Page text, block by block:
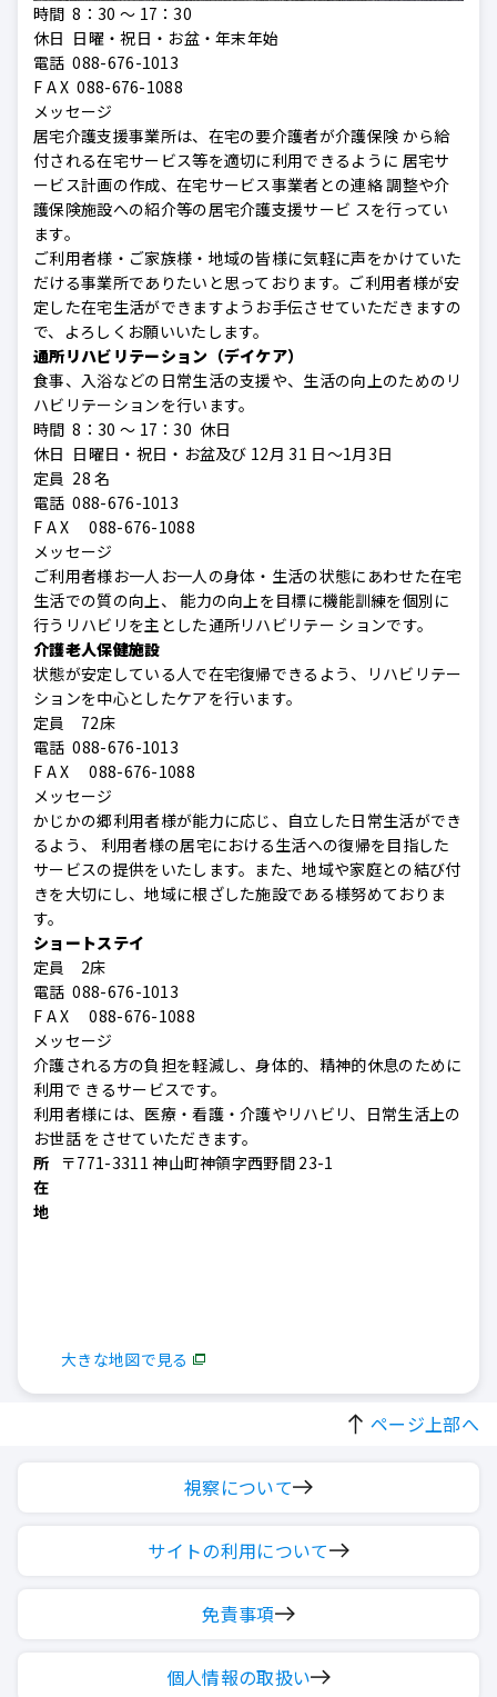
時間 8：30 ～ 17：30
休日 日曜・祝日・お盆・年末年始
電話 088-676-1013
F A X 088-676-1088
メッセージ
居宅介護支援事業所は、在宅の要介護者が介護保険 から給
付される在宅サービス等を適切に利用できるように 居宅サ
ービス計画の作成、在宅サービス事業者との連絡 調整や介
護保険施設への紹介等の居宅介護支援サービ スを行ってい
ます。
ご利用者様・ご家族様・地域の皆様に気軽に声をかけていた
だける事業所でありたいと思っております。ご利用者様が安
定した在宅生活ができますようお手伝させていただきますの
で、よろしくお願いいたします。
通所リハビリテーション（デイケア）
食事、入浴などの日常生活の支援や、生活の向上のためのリ
ハビリテーションを行います。
時間 8：30 ～ 17：30 休日
休日 日曜日・祝日・お盆及び 12月 31 日～1月3日
定員 28 名
電話 088-676-1013
F A X 088-676-1088
メッセージ
ご利用者様お一人お一人の身体・生活の状態にあわせた在宅
生活での質の向上、 能力の向上を目標に機能訓練を個別に
行うリハビリを主とした通所リハビリテー ションです。
介護老人保健施設
状態が安定している人で在宅復帰できるよう、リハビリテー
ションを中心としたケアを行います。
定員 72床
電話 088-676-1013
F A X 088-676-1088
メッセージ
かじかの郷利用者様が能力に応じ、自立した日常生活ができ
るよう、 利用者様の居宅における生活への復帰を目指した
サービスの提供をいたします。また、地域や家庭との結び付
きを大切にし、地域に根ざした施設である様努めておりま
す。
ショートステイ
定員 2床
電話 088-676-1013
F A X 088-676-1088
メッセージ
介護される方の負担を軽減し、身体的、精神的休息のために
利用で きるサービスです。
利用者様には、医療・看護・介護やリハビリ、日常生活上の
お世話 をさせていただきます。
所
在
地
〒771-3311 神山町神領字西野間 23-1
大きな地図で見る
ページ上部へ
視察について
サイトの利用について
免責事項
個人情報の取扱い